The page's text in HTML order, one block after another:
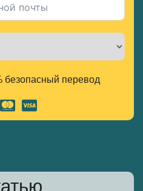
безопасный перевод